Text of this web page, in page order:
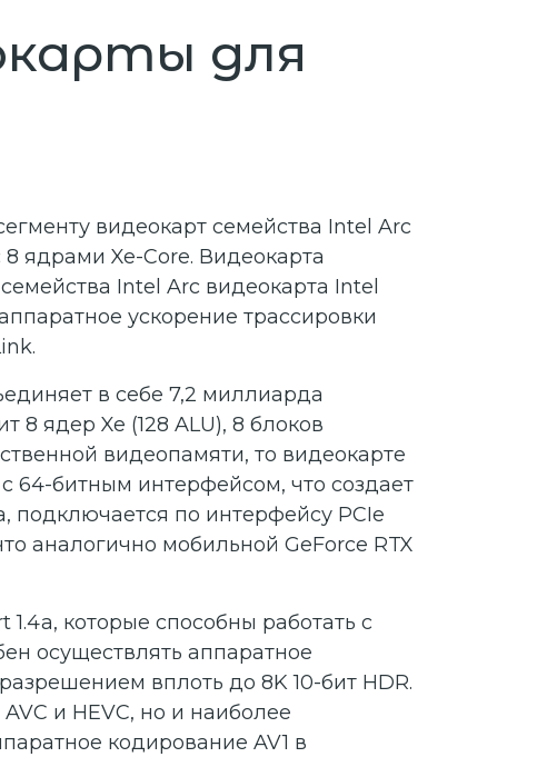
для
видеокарт семейства Intel Arc
ядрами Xe-Core. Видеокарта
Intel Arc видеокарта Intel
ускорение трассировки
в себе 7,2 миллиарда
8 ядер Xe (128 ALU), 8 блоков
видеопамяти, то видеокарте
64-битным интерфейсом, что создает
подключается по интерфейсу PCIe
аналогично мобильной GeForce RTX
которые способны работать с
осуществлять аппаратное
вплоть до 8K 10-бит HDR.
и HEVC, но и наиболее
кодирование AV1 в